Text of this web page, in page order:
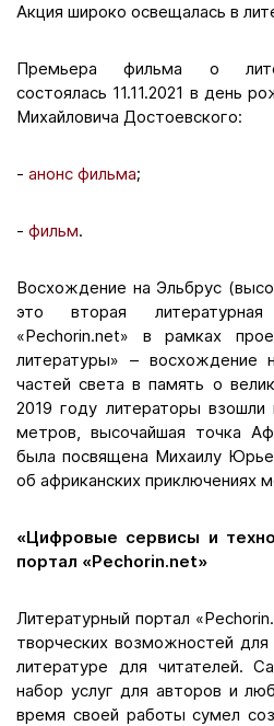
Акция широко освещалась в
Премьера фильма о
состоялась 11.11.2021 в день
Михайловича Достоевского:
- анонс фильма;
- фильм.
Восхождение на Эльбрус
это вторая
«Pechorin.net» в рамках
литературы» – восхождение
частей света в память о
2019 году литераторы
метров, высочайшая точка
была посвящена Михаилу
об африканских приключениях
«Цифровые сервисы и
портал «Pechorin.net»
Литературный портал
творческих возможностей для
литературе для читателей.
набор услуг для авторов и
время своей работы сумел